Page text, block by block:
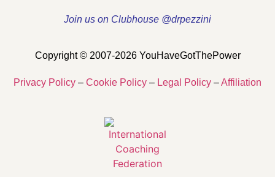
Join us on Clubhouse @drpezzini
Copyright © 2007-2026 YouHaveGotThePower
Privacy Policy – Cookie Policy – Legal Policy –Affiliation